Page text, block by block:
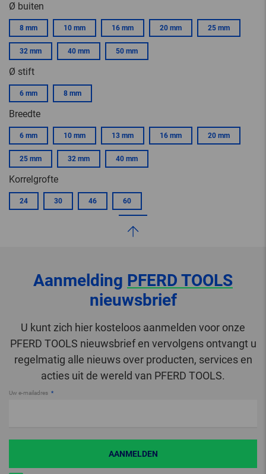
Ø buiten
8 mm 10 mm 16 mm 20 mm 25 mm
32 mm 40 mm 50 mm
Ø stift
6 mm 8 mm
Breedte
6 mm 10 mm 13 mm 16 mm 20 mm
25 mm 32 mm 40 mm
Korrelgrofte
24 30 46 60
Aanmelding PFERD TOOLS
nieuwsbrief
U kunt zich hier kosteloos aanmelden voor onze
PFERD TOOLS nieuwsbrief en vervolgens ontvangt u
regelmatig alle nieuws over producten, services en
acties uit de wereld van PFERD TOOLS.
Uw e-mailadres
AANMELDEN